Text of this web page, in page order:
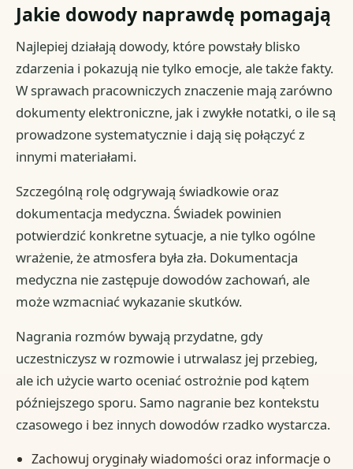
Jakie dowody naprawdę pomagają
Najlepiej działają dowody, które powstały blisko
zdarzenia i pokazują nie tylko emocje, ale także fakty.
W sprawach pracowniczych znaczenie mają zarówno
dokumenty elektroniczne, jak i zwykłe notatki, o ile są
prowadzone systematycznie i dają się połączyć z
innymi materiałami.
Szczególną rolę odgrywają świadkowie oraz
dokumentacja medyczna. Świadek powinien
potwierdzić konkretne sytuacje, a nie tylko ogólne
wrażenie, że atmosfera była zła. Dokumentacja
medyczna nie zastępuje dowodów zachowań, ale
może wzmacniać wykazanie skutków.
Nagrania rozmów bywają przydatne, gdy
uczestniczysz w rozmowie i utrwalasz jej przebieg,
ale ich użycie warto oceniać ostrożnie pod kątem
późniejszego sporu. Samo nagranie bez kontekstu
czasowego i bez innych dowodów rzadko wystarcza.
Zachowuj oryginały wiadomości oraz informacje o